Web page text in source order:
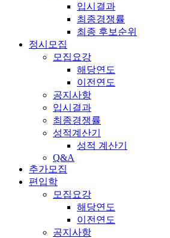
입시결과
최종경쟁률
최종 후보순위
정시모집
모집요강
해당연도
이전연도
공지사항
입시결과
최종경쟁률
성적계산기
성적 계산기
Q&A
추가모집
편입학
모집요강
해당연도
이전연도
공지사항